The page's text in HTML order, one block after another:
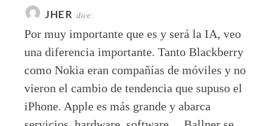
JHER dice:
Por muy importante que es y será la IA, veo
una diferencia importante. Tanto Blackberry
como Nokia eran compañías de móviles y no
vieron el cambio de tendencia que supuso el
iPhone. Apple es más grande y abarca